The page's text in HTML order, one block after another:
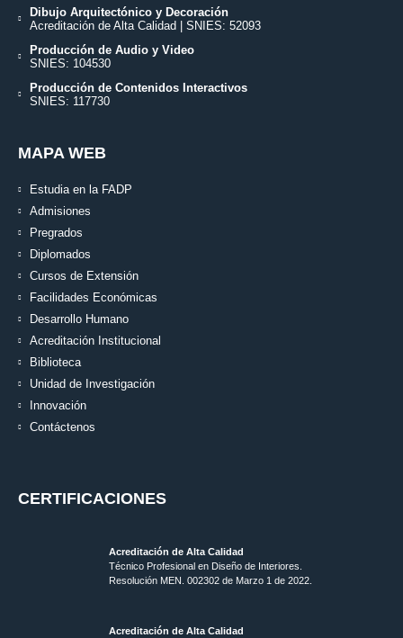
Dibujo Arquitectónico y Decoración
Acreditación de Alta Calidad | SNIES: 52093
Producción de Audio y Video
SNIES: 104530
Producción de Contenidos Interactivos
SNIES: 117730
MAPA WEB
Estudia en la FADP
Admisiones
Pregrados
Diplomados
Cursos de Extensión
Facilidades Económicas
Desarrollo Humano
Acreditación Institucional
Biblioteca
Unidad de Investigación
Innovación
Contáctenos
CERTIFICACIONES
Acreditación de Alta Calidad
Técnico Profesional en Diseño de Interiores.
Resolución MEN. 002302 de Marzo 1 de 2022.
Acreditación de Alta Calidad